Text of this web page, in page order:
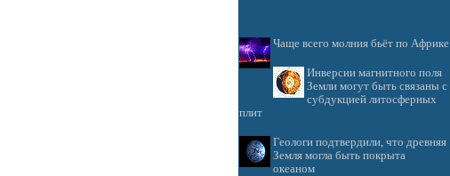
Чаще всего молния бьёт по Африке
Инверсии магнитного поля
Земли могут быть связаны с
субдукцией литосферных
плит
Геологи подтвердили, что древняя
Земля могла быть покрыта
океаном